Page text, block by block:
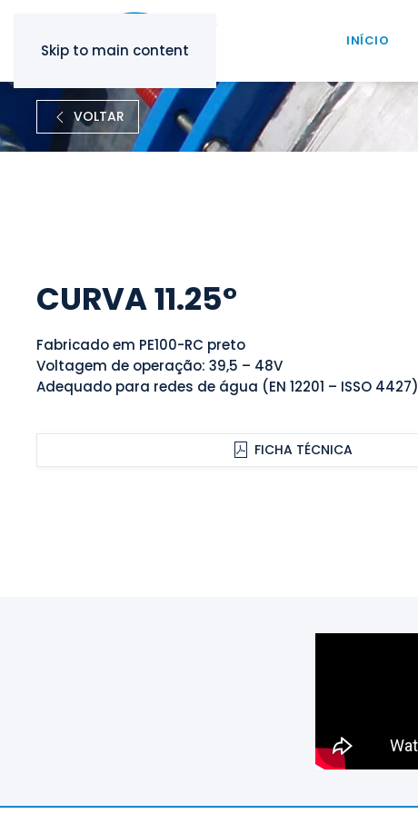
Skip to main content
INÍCIO
VOLTAR
CURVA 11.25°
Fabricado em PE100-RC preto
Voltagem de operação: 39,5 – 48V
Adequado para redes de água (EN 12201 – ISSO 4427)
FICHA TÉCNICA